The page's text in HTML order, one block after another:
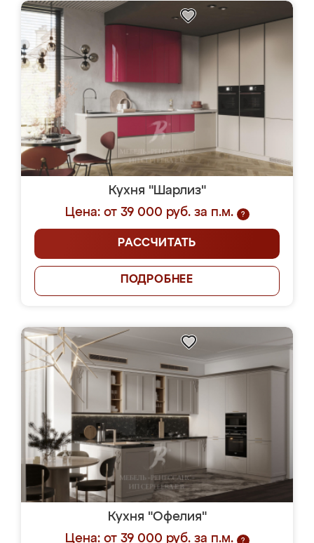
Кухня "Шарлиз"
Цена: от 39 000 руб. за п.м.
?
РАССЧИТАТЬ
ПОДРОБНЕЕ
Кухня "Офелия"
Цена: от 39 000 руб. за п.м.
?